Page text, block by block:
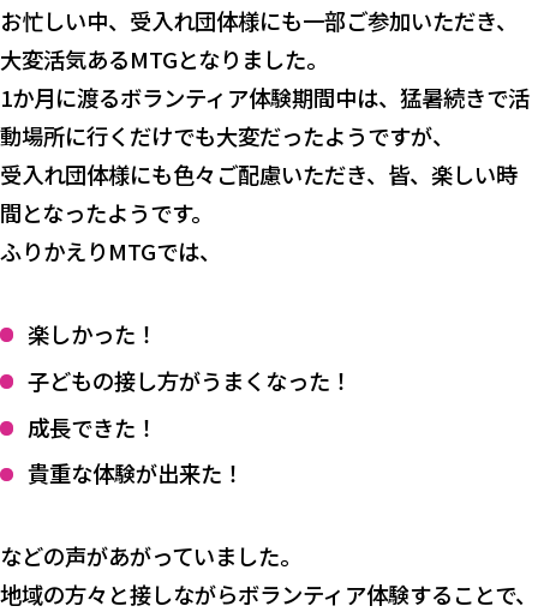
お忙しい中、受入れ団体様にも一部ご参加いただき、
大変活気あるMTGとなりました。
1か月に渡るボランティア体験期間中は、猛暑続きで活
動場所に行くだけでも大変だったようですが、
受入れ団体様にも色々ご配慮いただき、皆、楽しい時
間となったようです。
ふりかえりMTGでは、
楽しかった！
子どもの接し方がうまくなった！
成長できた！
貴重な体験が出来た！
などの声があがっていました。
地域の方々と接しながらボランティア体験することで、